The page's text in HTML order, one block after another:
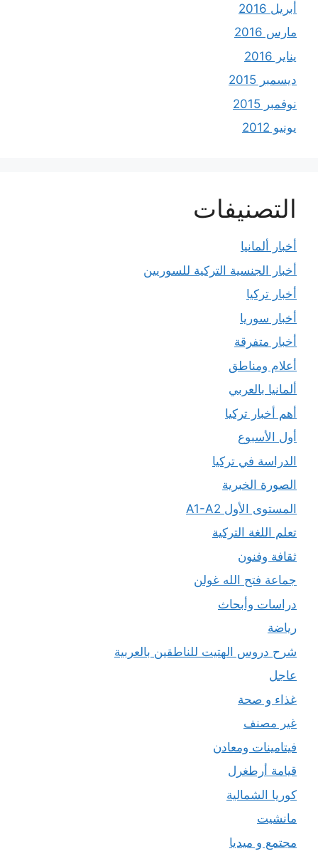
أبريل 2016
مارس 2016
يناير 2016
ديسمبر 2015
نوفمبر 2015
يونيو 2012
التصنيفات
أخبار ألمانيا
أخبار الجنسية التركية للسوريين
أخبار تركيا
أخبار سوريا
أخبار متفرقة
أعلام ومناطق
ألمانيا بالعربي
أهم أخبار تركيا
أول الأسبوع
الدراسة في تركيا
الصورة الخبرية
المستوى الأول A1-A2
تعلم اللغة التركية
ثقافة وفنون
جماعة فتح الله غولن
دراسات وأبحاث
رياضة
شرح دروس الهتيت للناطقين بالعربية
عاجل
غذاء و صحة
غير مصنف
فيتامينات ومعادن
قيامة أرطغرل
كوريا الشمالية
مانشيت
مجتمع و ميديا